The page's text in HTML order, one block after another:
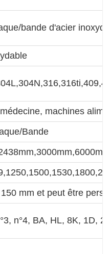
bande d'acier
machines
Bande
mm et peut être
n°4, BA, HL, 8K, 1D,